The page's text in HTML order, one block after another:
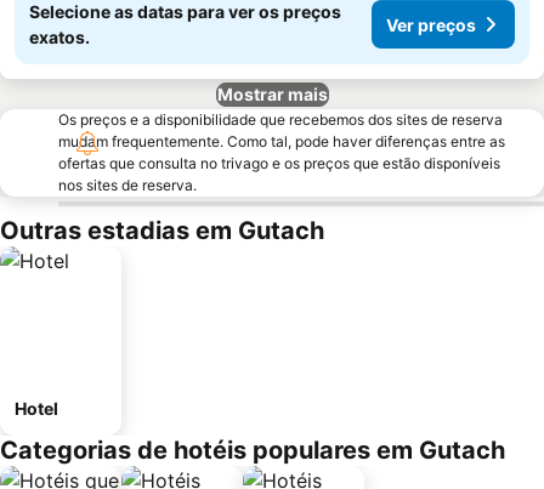
Selecione as datas para ver os preços
exatos.
Ver preços
Mostrar mais
Os preços e a disponibilidade que recebemos dos sites de reserva
mudam frequentemente. Como tal, pode haver diferenças entre as
ofertas que consulta no trivago e os preços que estão disponíveis
nos sites de reserva.
Outras estadias em Gutach
Hotel
Categorias de hotéis populares em Gutach